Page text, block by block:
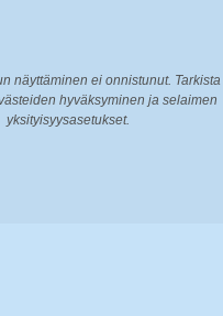
näyttäminen ei onnistunut. Tarkista
hyväksyminen ja selaimen
yksityisyysasetukset.